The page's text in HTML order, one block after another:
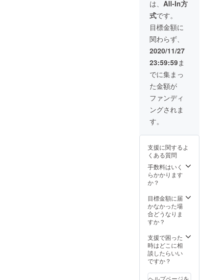
は、 All-In方
式です。
目標金額に
関わらず、
2020/11/27
23:59:59ま
でに集まっ
た金額が
ファンディ
ングされま
す。
支援に関するよ
くある質問
手数料はいく
らかかります
か？
目標金額に届
かなかった場
合どうなりま
すか？
支援で困った
時はどこに相
談したらいい
ですか？
ヘルプページを